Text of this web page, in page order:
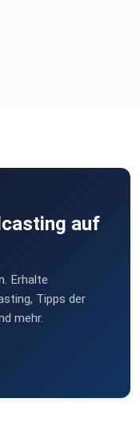
auf
Erhalte
Tipps der
mehr.